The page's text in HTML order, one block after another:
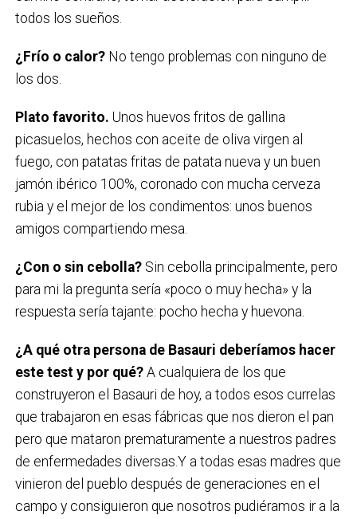
todos los sueños.
¿Frío o calor? No tengo problemas con ninguno de
los dos.
Plato favorito. Unos huevos fritos de gallina
picasuelos, hechos con aceite de oliva virgen al
fuego, con patatas fritas de patata nueva y un buen
jamón ibérico 100%, coronado con mucha cerveza
rubia y el mejor de los condimentos: unos buenos
amigos compartiendo mesa.
¿Con o sin cebolla? Sin cebolla principalmente, pero
para mi la pregunta sería «poco o muy hecha» y la
respuesta sería tajante: pocho hecha y huevona.
¿A qué otra persona de Basauri deberíamos hacer
este test y por qué?A cualquiera de los que
construyeron el Basauri de hoy, a todos esos currelas
que trabajaron en esas fábricas que nos dieron el pan
pero que mataron prematuramente a nuestros padres
de enfermedades diversas.Y a todas esas madres que
vinieron del pueblo después de generaciones en el
campo y consiguieron que nosotros pudiéramos ir a la